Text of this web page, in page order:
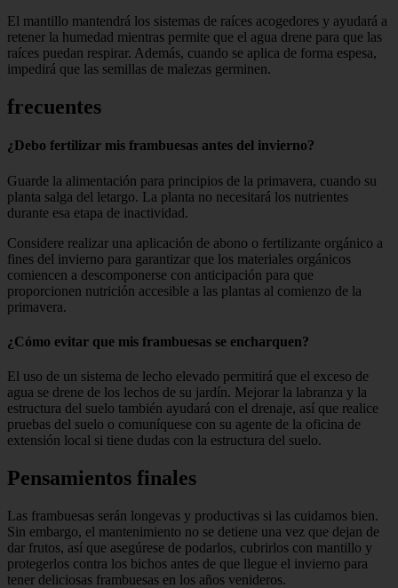
El mantillo mantendrá los sistemas de raíces acogedores y ayudará a
retener la humedad mientras permite que el agua drene para que las
raíces puedan respirar. Además, cuando se aplica de forma espesa,
impedirá que las semillas de malezas germinen.
frecuentes
¿Debo fertilizar mis frambuesas antes del invierno?
Guarde la alimentación para principios de la primavera, cuando su
planta salga del letargo. La planta no necesitará los nutrientes
durante esa etapa de inactividad.
Considere realizar una aplicación de abono o fertilizante orgánico a
fines del invierno para garantizar que los materiales orgánicos
comiencen a descomponerse con anticipación para que
proporcionen nutrición accesible a las plantas al comienzo de la
primavera.
¿Cómo evitar que mis frambuesas se encharquen?
El uso de un sistema de lecho elevado permitirá que el exceso de
agua se drene de los lechos de su jardín. Mejorar la labranza y la
estructura del suelo también ayudará con el drenaje, así que realice
pruebas del suelo o comuníquese con su agente de la oficina de
extensión local si tiene dudas con la estructura del suelo.
Pensamientos finales
Las frambuesas serán longevas y productivas si las cuidamos bien.
Sin embargo, el mantenimiento no se detiene una vez que dejan de
dar frutos, así que asegúrese de podarlos, cubrirlos con mantillo y
protegerlos contra los bichos antes de que llegue el invierno para
tener deliciosas frambuesas en los años venideros.